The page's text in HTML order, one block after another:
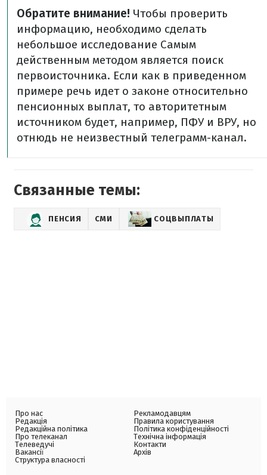
Обратите внимание! Чтобы проверить
информацию, необходимо сделать
небольшое исследование Самым
действенным методом является поиск
первоисточника. Если как в приведенном
примере речь идет о законе относительно
пенсионных выплат, то авторитетным
источником будет, например, ПФУ и ВРУ, но
отнюдь не неизвестный телеграмм-канал.
Связанные темы:
ПЕНСИЯ СМИ СОЦВЫПЛАТЫ
Про нас
Редакція
Редакційна політика
Про телеканал
Телеведучі
Вакансії
Структура власності
Рекламодавцям
Правила користування
Політика конфіденційності
Технічна інформація
Контакти
Архів